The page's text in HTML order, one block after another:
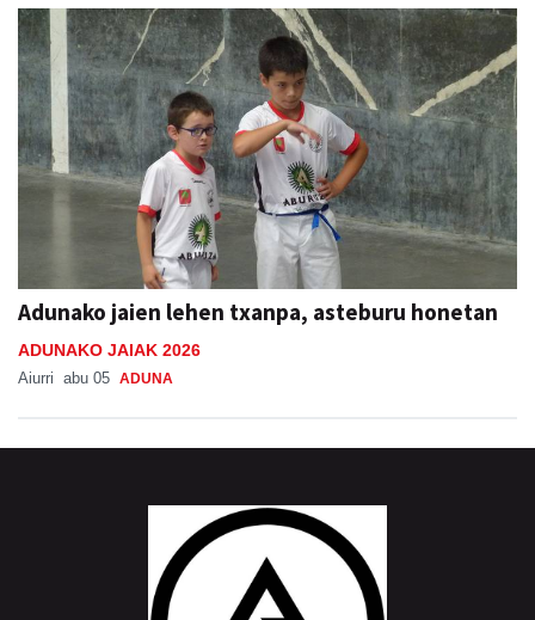
Adunako jaien lehen txanpa, asteburu honetan
ADUNAKO JAIAK 2026
Aiurri abu 05 ADUNA